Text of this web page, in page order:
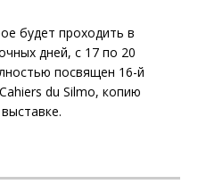
будет проходить в
дней, с 17 по 20
посвящен 16-й
du Silmo, копию